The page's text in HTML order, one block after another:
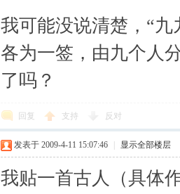
我可能没说清楚，“
各为一签，由九个人
了吗？
回复 支持 反对
发表于 2009-4-11 15:07:46 显示全部楼层
我贴一首古人（具体